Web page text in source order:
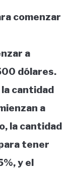
comenzar
a
dólares.
cantidad
a
la cantidad
tener
y el